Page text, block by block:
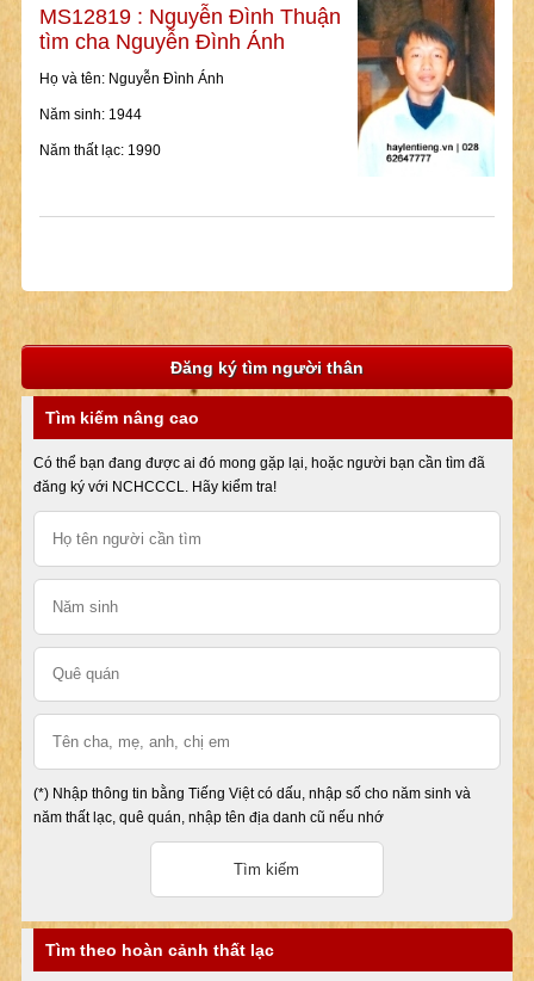
MS12819 : Nguyễn Đình Thuận
tìm cha Nguyễn Đình Ánh
Họ và tên: Nguyễn Đình Ánh
Năm sinh: 1944
Năm thất lạc: 1990
Đăng ký tìm người thân
Tìm kiếm nâng cao
Có thể bạn đang được ai đó mong gặp lại, hoặc người bạn cần tìm đã
đăng ký với NCHCCCL. Hãy kiểm tra!
(*) Nhập thông tin bằng Tiếng Việt có dấu, nhập số cho năm sinh và
năm thất lạc, quê quán, nhập tên địa danh cũ nếu nhớ
Tìm theo hoàn cảnh thất lạc